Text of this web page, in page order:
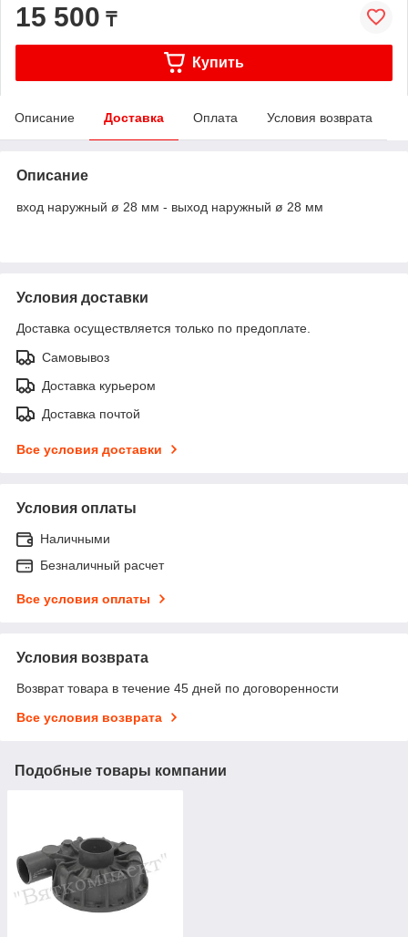
15 500 ₸
Купить
Описание Доставка Оплата Условия возврата
Описание
вход наружный ø 28 мм - выход наружный ø 28 мм
Условия доставки
Доставка осуществляется только по предоплате.
Самовывоз
Доставка курьером
Доставка почтой
Все условия доставки
Условия оплаты
Наличными
Безналичный расчет
Все условия оплаты
Условия возврата
Возврат товара в течение 45 дней по договоренности
Все условия возврата
Подобные товары компании